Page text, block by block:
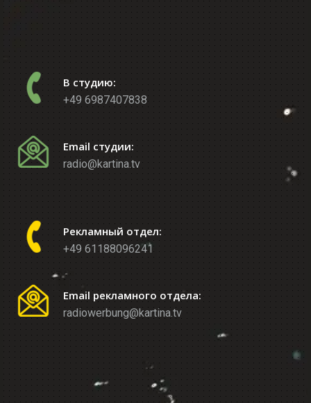
В студию:
+49 6987407838
Email студии:
radio@kartina.tv
Рекламный отдел:
+49 61188096241
Email рекламного отдела:
radiowerbung@kartina.tv